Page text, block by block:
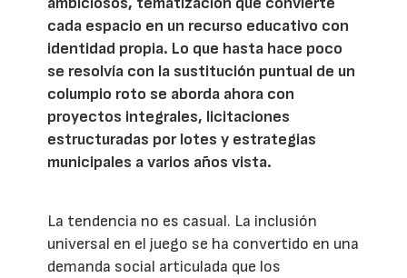
cada espacio en un recurso educativo con
identidad propia. Lo que hasta hace poco
se resolvía con la sustitución puntual de un
columpio roto se aborda ahora con
proyectos integrales, licitaciones
estructuradas por lotes y estrategias
municipales a varios años vista.
La tendencia no es casual. La inclusión
universal en el juego se ha convertido en una
demanda social articulada que los